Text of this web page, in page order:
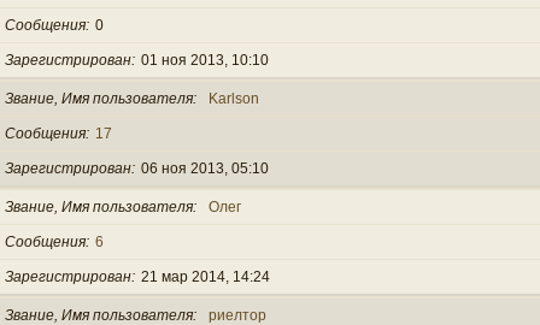
Сообщения 0
Зарегистрирован 01 ноя 2013, 10:10
Звание, Имя пользователя Karlson
Сообщения 17
Зарегистрирован 06 ноя 2013, 05:10
Звание, Имя пользователя Олег
Сообщения 6
Зарегистрирован 21 мар 2014, 14:24
Звание, Имя пользователя риелтор